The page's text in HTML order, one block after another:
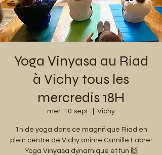
Yoga Vinyasa au Riad
à Vichy tous les
mercredis 18H
mer. 10 sept. Vichy
1h de yoga dans ce magnifique Riad en
plein centre de Vichy animé Camille Fabre!
Yoga Vinyasa dynamique et fun 🙌